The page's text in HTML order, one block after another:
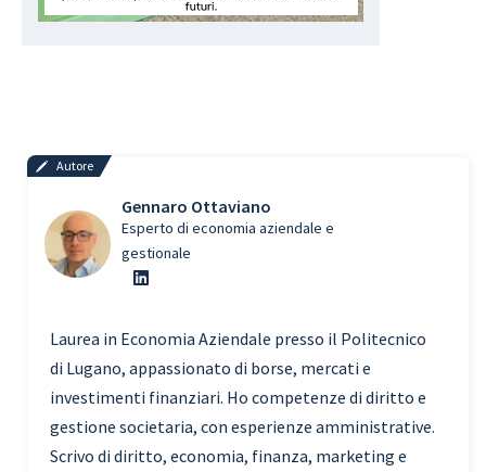
Autore
Gennaro Ottaviano
Esperto di economia aziendale e
gestionale
Laurea in Economia Aziendale presso il Politecnico
di Lugano, appassionato di borse, mercati e
investimenti finanziari. Ho competenze di diritto e
gestione societaria, con esperienze amministrative.
Scrivo di diritto, economia, finanza, marketing e